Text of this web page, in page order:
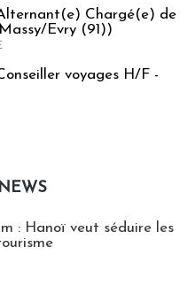
Chargé(e) de
Evry (91))
voyages H/F -
: Hanoï veut séduire les